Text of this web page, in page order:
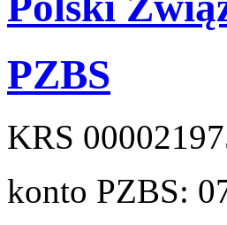
PZBS
KRS
konto PZBS: